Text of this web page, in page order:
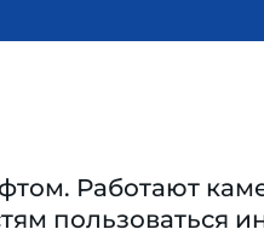
Работают
пользоваться